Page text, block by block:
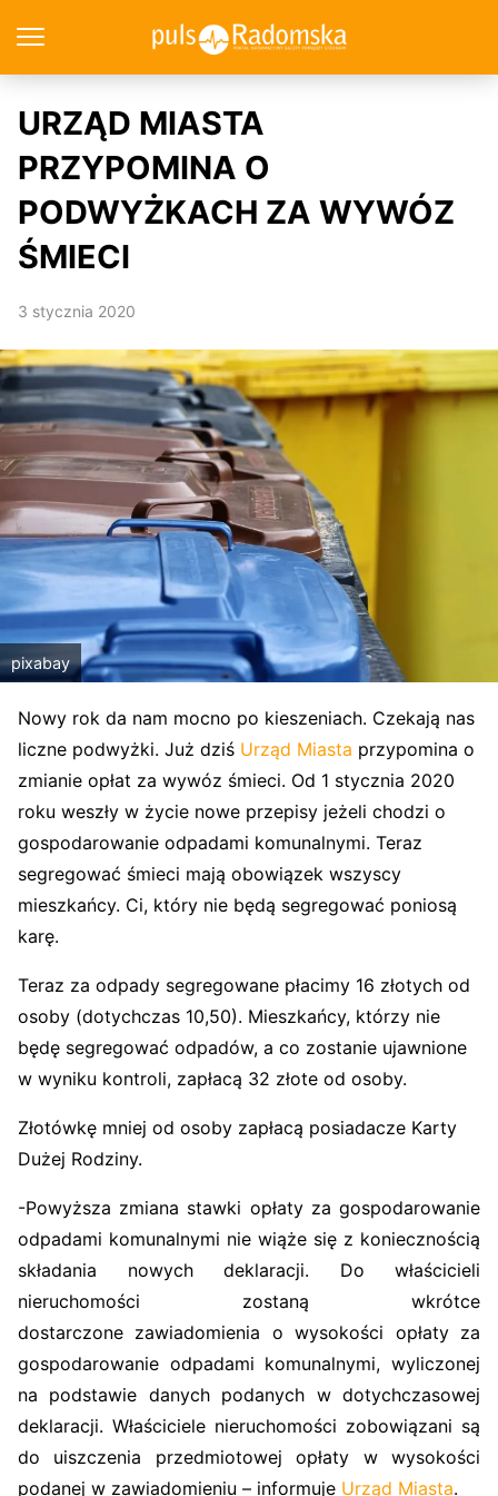
URZĄD MIASTA
PRZYPOMINA O
PODWYŻKACH ZA WYWÓZ
ŚMIECI
3 stycznia 2020
pixabay
Nowy rok da nam mocno po kieszeniach. Czekają nas
liczne podwyżki. Już dziś Urząd Miasta przypomina o
zmianie opłat za wywóz śmieci. Od 1 stycznia 2020
roku weszły w życie nowe przepisy jeżeli chodzi o
gospodarowanie odpadami komunalnymi. Teraz
segregować śmieci mają obowiązek wszyscy
mieszkańcy. Ci, który nie będą segregować poniosą
karę.
Teraz za odpady segregowane płacimy 16 złotych od
osoby (dotychczas 10,50). Mieszkańcy, którzy nie
będę segregować odpadów, a co zostanie ujawnione
w wyniku kontroli, zapłacą 32 złote od osoby.
Złotówkę mniej od osoby zapłacą posiadacze Karty
Dużej Rodziny.
-Powyższa zmiana stawki opłaty za gospodarowanie
odpadami komunalnymi nie wiąże się z koniecznością
składania nowych deklaracji. Do właścicieli
nieruchomości zostaną wkrótce
dostarczone zawiadomienia o wysokości opłaty za
gospodarowanie odpadami komunalnymi, wyliczonej
na podstawie danych podanych w dotychczasowej
deklaracji. Właściciele nieruchomości zobowiązani są
do uiszczenia przedmiotowej opłaty w wysokości
podanej w zawiadomieniu – informuje Urząd Miasta.